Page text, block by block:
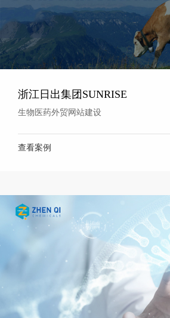
浙江日出集团SUNRISE
生物医药外贸网站建设
查看案例